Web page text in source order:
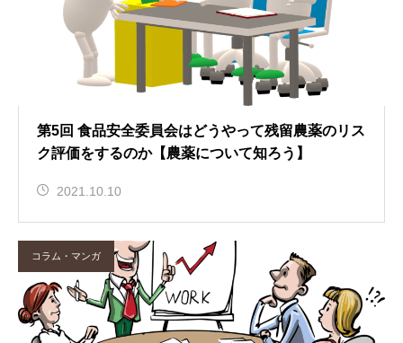
第5回 食品安全委員会はどうやって残留農薬のリス
ク評価をするのか【農薬について知ろう】
2021.10.10
コラム・マンガ